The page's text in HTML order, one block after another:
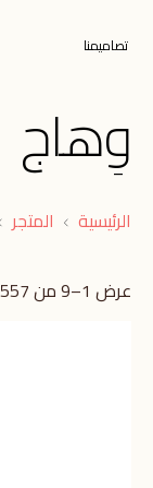
تصاميمنا
وِهاج
الرئيسية المتجر
عرض 1–9 من 557 قطعة